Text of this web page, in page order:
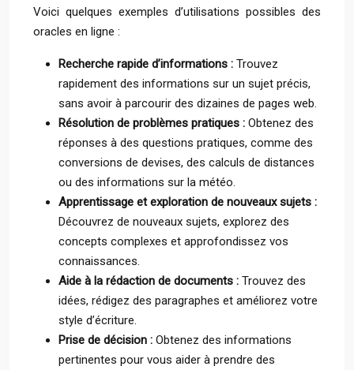
Voici quelques exemples d’utilisations possibles des
oracles en ligne :
Recherche rapide d’informations : Trouvez
rapidement des informations sur un sujet précis,
sans avoir à parcourir des dizaines de pages web.
Résolution de problèmes pratiques : Obtenez des
réponses à des questions pratiques, comme des
conversions de devises, des calculs de distances
ou des informations sur la météo.
Apprentissage et exploration de nouveaux sujets :
Découvrez de nouveaux sujets, explorez des
concepts complexes et approfondissez vos
connaissances.
Aide à la rédaction de documents : Trouvez des
idées, rédigez des paragraphes et améliorez votre
style d’écriture.
Prise de décision : Obtenez des informations
pertinentes pour vous aider à prendre des